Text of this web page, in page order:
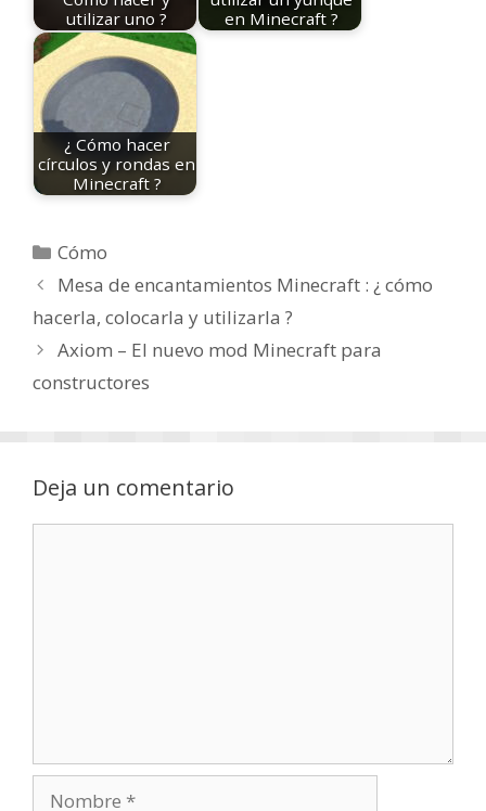
utilizar uno ?
en Minecraft ?
¿ Cómo hacer
círculos y rondas en
Minecraft ?
Categorías
Cómo
Mesa de encantamientos Minecraft : ¿ cómo
hacerla, colocarla y utilizarla ?
Axiom – El nuevo mod Minecraft para
constructores
Deja un comentario